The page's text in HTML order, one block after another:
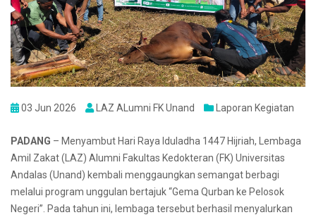
03 Jun 2026 LAZ ALumni FK Unand Laporan Kegiatan
PADANG – Menyambut Hari Raya Iduladha 1447 Hijriah, Lembaga
Amil Zakat (LAZ) Alumni Fakultas Kedokteran (FK) Universitas
Andalas (Unand) kembali menggaungkan semangat berbagi
melalui program unggulan bertajuk “Gema Qurban ke Pelosok
Negeri”. Pada tahun ini, lembaga tersebut berhasil menyalurkan